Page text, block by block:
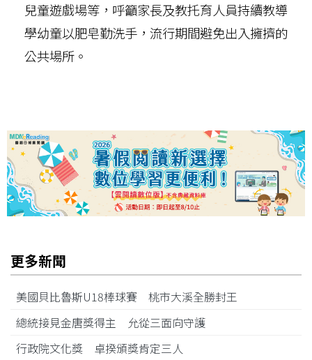
兒童遊戲場等，呼籲家長及教托育人員持續教導
學幼童以肥皂勤洗手，流行期間避免出入擁擠的
公共場所。
更多新聞
美國貝比魯斯U18棒球賽 桃市大溪全勝封王
總統接見金唐獎得主 允從三面向守護
行政院文化獎 卓揆頒獎肯定三人